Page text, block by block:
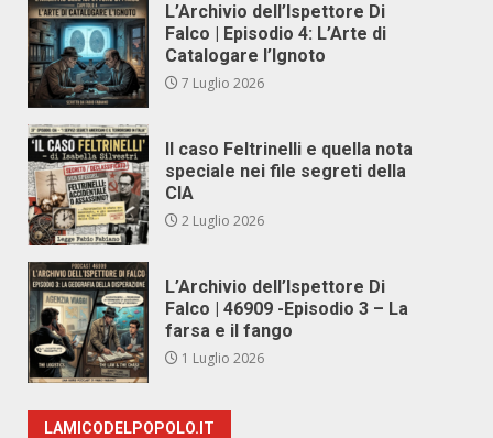
L’Archivio dell’Ispettore Di
Falco | Episodio 4: L’Arte di
Catalogare l’Ignoto
7 Luglio 2026
Il caso Feltrinelli e quella nota
speciale nei file segreti della
CIA
2 Luglio 2026
L’Archivio dell’Ispettore Di
Falco | 46909 -Episodio 3 – La
farsa e il fango
1 Luglio 2026
LAMICODELPOPOLO.IT